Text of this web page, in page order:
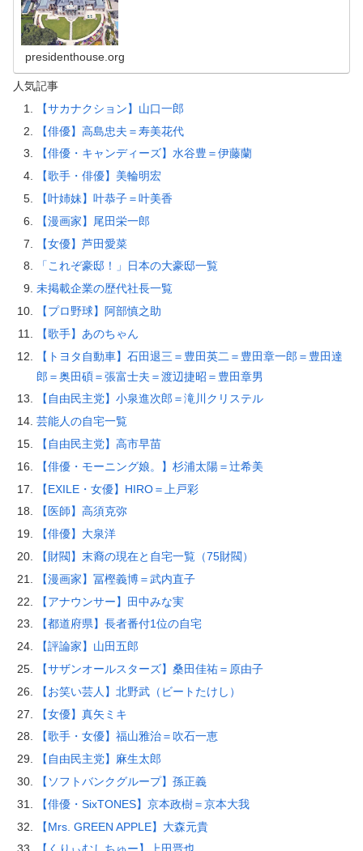
presidenthouse.org
人気記事
【サカナクション】山口一郎
【俳優】高島忠夫＝寿美花代
【俳優・キャンディーズ】水谷豊＝伊藤蘭
【歌手・俳優】美輪明宏
【叶姉妹】叶恭子＝叶美香
【漫画家】尾田栄一郎
【女優】芦田愛菜
「これぞ豪邸！」日本の大豪邸一覧
未掲載企業の歴代社長一覧
【プロ野球】阿部慎之助
【歌手】あのちゃん
【トヨタ自動車】石田退三＝豊田英二＝豊田章一郎＝豊田達
郎＝奥田碩＝張富士夫＝渡辺捷昭＝豊田章男
【自由民主党】小泉進次郎＝滝川クリステル
芸能人の自宅一覧
【自由民主党】高市早苗
【俳優・モーニング娘。】杉浦太陽＝辻希美
【EXILE・女優】HIRO＝上戸彩
【医師】高須克弥
【俳優】大泉洋
【財閥】末裔の現在と自宅一覧（75財閥）
【漫画家】冨樫義博＝武内直子
【アナウンサー】田中みな実
【都道府県】長者番付1位の自宅
【評論家】山田五郎
【サザンオールスターズ】桑田佳祐＝原由子
【お笑い芸人】北野武（ビートたけし）
【女優】真矢ミキ
【歌手・女優】福山雅治＝吹石一恵
【自由民主党】麻生太郎
【ソフトバンクグループ】孫正義
【俳優・SixTONES】京本政樹＝京本大我
【Mrs. GREEN APPLE】大森元貴